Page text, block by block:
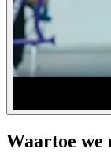
Waartoe we